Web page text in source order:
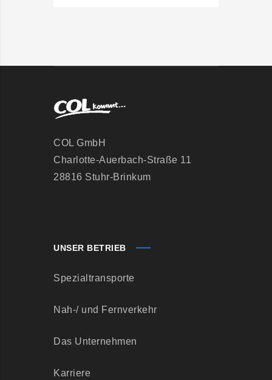
COL GmbH
Charlotte-Auerbach-Straße 11
28816 Stuhr-Brinkum
UNSER BETRIEB
Spezialtransporte
Nah-/ und Fernverkehr
Das Unternehmen
Karriere